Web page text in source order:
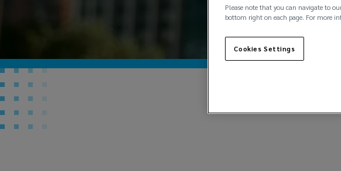
Please note that you can navigate to
bottom right on each page. For more
Cookies Settings